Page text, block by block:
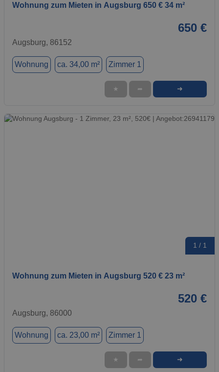
Wohnung zum Mieten in Augsburg 650 € 34 m²
650 €
Augsburg, 86152
Wohnung ca. 34,00 m² Zimmer 1
★ ➦ ➜
1 / 1
Wohnung zum Mieten in Augsburg 520 € 23 m²
520 €
Augsburg, 86000
Wohnung ca. 23,00 m² Zimmer 1
★ ➦ ➜